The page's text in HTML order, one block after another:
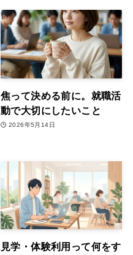
焦って決める前に。就職活
動で大切にしたいこと
2026年5月14日
見学・体験利用って何をす